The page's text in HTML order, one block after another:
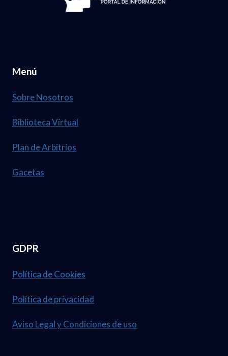
Menú
Sobre Nosotros
Biblioteca Virtual
Plan de Arbitrios
Gacetas
GDPR
Política de Cookies
Política de privacidad
Aviso Legal y Condiciones de uso